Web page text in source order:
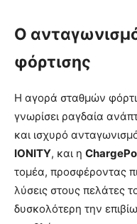
Ο
φόρτισης
Η αγορά σταθμών
γνωρίσει ραγδαία
και ισχυρό
IONITY, και η
τομέα, προσφέροντας
λύσεις στους πελάτες
δυσκολότερη την